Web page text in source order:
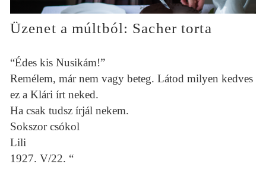
Üzenet a múltból: Sacher torta
“Édes kis Nusikám!”
Remélem, már nem vagy beteg. Látod milyen kedves
ez a Klári írt neked.
Ha csak tudsz írjál nekem.
Sokszor csókol
Lili
1927. V/22. “